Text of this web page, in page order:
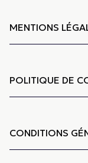
MENTIONS
POLITIQUE DE
CONDITIONS